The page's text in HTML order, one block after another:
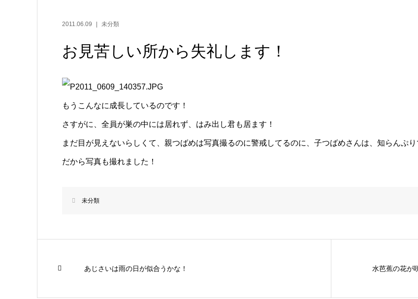
2011.06.09 未分類
お見苦しい所から失礼します！
もうこんなに成長しているのです！
さすがに、全員が巣の中には居れず、はみ出し君も居ます！
まだ目が見えないらしくて、親つばめは写真撮るのに警戒してるのに、子つばめさんは、知らんぷり
だから写真も撮れました！
未分類
あじさいは雨の日が似合うかな！ 水芭蕉の花が